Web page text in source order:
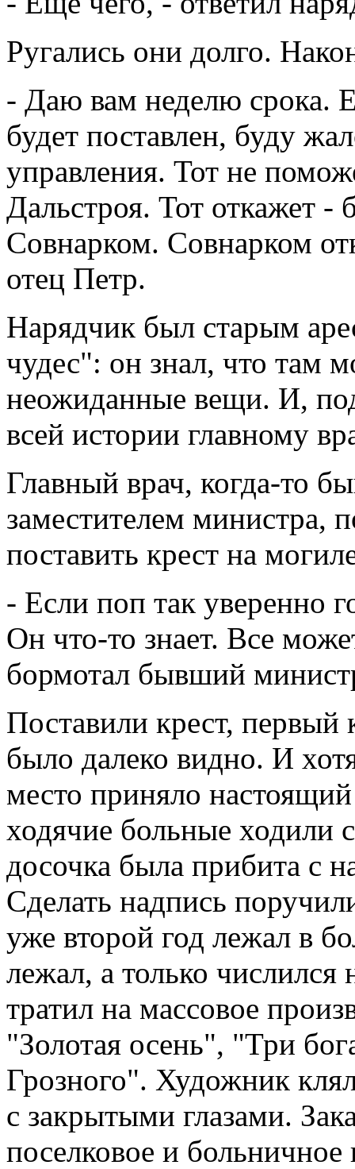
Ругались они долго.
- Даю вам неделю срока.
будет поставлен, буду
управления. Тот не
Дальстроя. Тот откажет -
Совнарком. Совнарком
отец Петр.
Нарядчик был старым
чудес": он знал, что там
неожиданные вещи. И,
всей истории главному
Главный врач, когда-то
заместителем министра,
поставить крест на
- Если поп так уверенно
Он что-то знает. Все
бормотал бывший
Поставили крест, первый
было далеко видно. И
место приняло
ходячие больные ходили
досочка была прибита с
Сделать надпись
уже второй год лежал в
лежал, а только числился
тратил на массовое
"Золотая осень", "Три
Грозного". Художник
с закрытыми глазами.
поселковое и больничное